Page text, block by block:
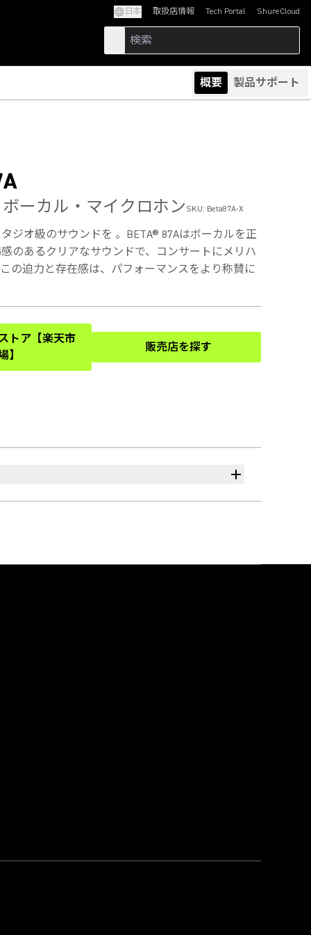
日本 取扱店情報 Tech Portal
(Opens in a new tab)ShureCloud
(Opens in a new
概要 製品サポート
ボーカル・マイクロホンSKU: Beta87A-X
ジオ級のサウンドを 。BETA® 87Aはボーカルを正
のあるクリアなサウンドで、コンサートにメリハ
の迫力と存在感は、パフォーマンスをより称賛に
トア【楽天市
】
(Opens in a new tab)
販売店を探す
(Opens in a new tab)